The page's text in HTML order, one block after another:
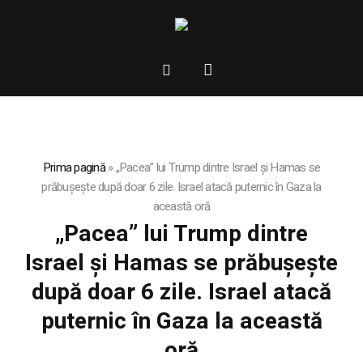
Prima pagină»„Pacea” lui Trump dintre Israel și Hamas se
prăbușește după doar 6 zile. Israel atacă puternic în Gaza la
această oră
„Pacea” lui Trump dintre
Israel și Hamas se prăbușește
după doar 6 zile. Israel atacă
puternic în Gaza la această